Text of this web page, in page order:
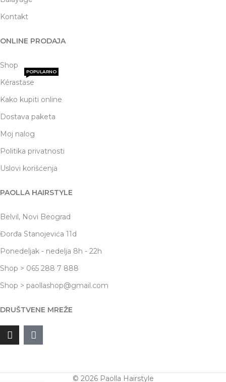
Kontakt
ONLINE PRODAJA
Shop
Kérastase
POPULARNO
Kako kupiti online
Dostava paketa
Moj nalog
Politika privatnosti
Uslovi korišćenja
PAOLLA HAIRSTYLE
Belvil, Novi Beograd
Đorđa Stanojevića 11d
Ponedeljak - nedelja 8h - 22h
Shop > 065 288 7 888
Shop > paollashop@gmail.com
DRUŠTVENE MREŽE
© 2026 Paolla Hairstyle